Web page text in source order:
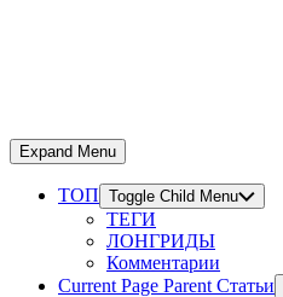
Expand Menu
ТОП Toggle Child Menu
ТЕГИ
ЛОНГРИДЫ
Комментарии
Current Page Parent Статьи